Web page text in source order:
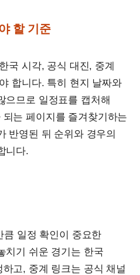
할 기준
국 시각, 공식 대진, 중계
합니다. 특히 현지 날짜와
으므로 일정표를 캡처해
는 페이지를 즐겨찾기하는
반영된 뒤 순위와 경우의
니다.
큼 일정 확인이 중요한
치기 쉬운 경기는 한국
고, 중계 링크는 공식 채널